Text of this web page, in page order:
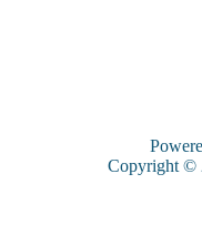
Copyright ©